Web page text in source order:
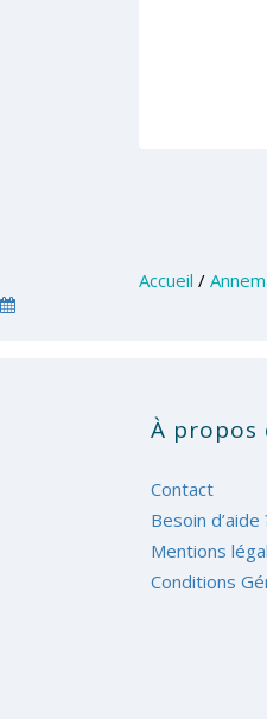
Accueil /
À propos
Contact
Besoin d’aide
Mentions
Conditions